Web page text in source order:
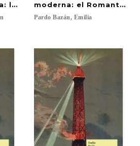
la Carmen de Mérimée
moderna: el
Pardo Bazán, Emilia